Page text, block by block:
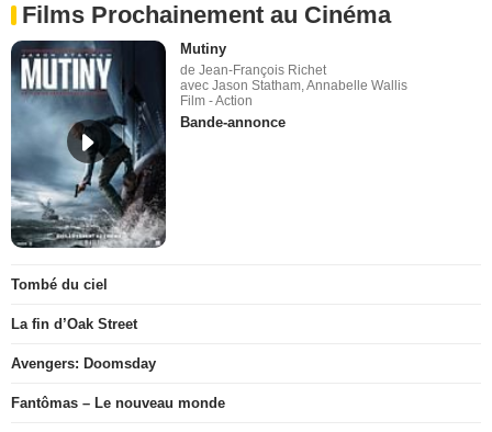
Films Prochainement au Cinéma
Mutiny
de Jean-François Richet
avec Jason Statham, Annabelle Wallis
Film - Action
Bande-annonce
Tombé du ciel
La fin d’Oak Street
Avengers: Doomsday
Fantômas – Le nouveau monde